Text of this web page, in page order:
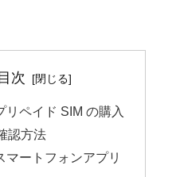
目次
リペイド SIM の購入
認方法
マートフォンアプリ